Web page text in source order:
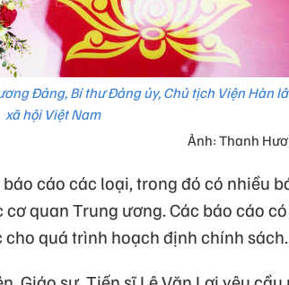
Đảng, Bí thư Đảng ủy, Chủ tịch Viện Hàn
xã hội Việt Nam
Ảnh: Thanh
cáo các loại, trong đó có nhiều
quan Trung ương. Các báo cáo
quá trình hoạch định chính